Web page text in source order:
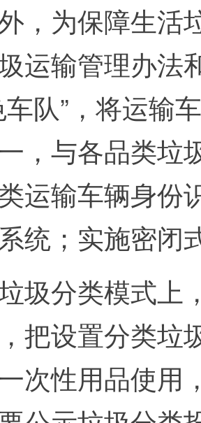
为保障生活垃
运输管理办法
车队”，将运输
，与各品类垃
运输车辆身份
统；实施密闭
分类模式上
把设置分类垃
次性用品使用